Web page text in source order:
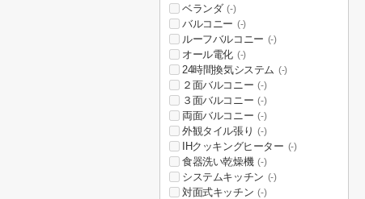
ベランダ (-)
バルコニー (-)
ルーフバルコニー (-)
オール電化 (-)
24時間換気システム (-)
２面バルコニー (-)
３面バルコニー (-)
両面バルコニー (-)
外観タイル張り (-)
IHクッキングヒーター (-)
食器洗い乾燥機 (-)
システムキッチン (-)
対面式キッチン (-)